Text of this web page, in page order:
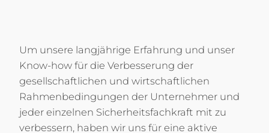
Um unsere langjährige Erfahrung und unser
Know-how für die Verbesserung der
gesellschaftlichen und wirtschaftlichen
Rahmenbedingungen der Unternehmer und
jeder einzelnen Sicherheitsfachkraft mit zu
verbessern, haben wir uns für eine aktive